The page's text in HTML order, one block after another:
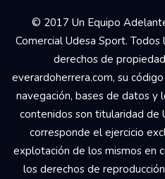
© 2017 Un Equipo
Comercial Udesa Sport.
derechos de
everardoherrera.com, su
navegación, bases de datos
contenidos son titularidad de
corresponde el ejercicio
explotación de los mismos en
los derechos de